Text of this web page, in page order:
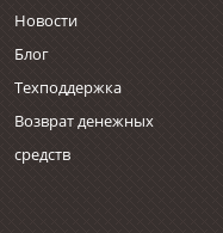
Новости
Блог
Техподдержка
Возврат денежных
средств